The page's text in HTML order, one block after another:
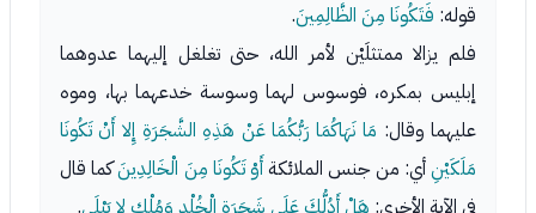
قوله: فَتَكُونَا مِنَ الظَّالِمِينَ.
فلم يزالا ممتثلَيْن لأمر الله، حتى تغلغل إليهما عدوهما
إبليس بمكره، فوسوس لهما وسوسة خدعهما بها، وموه
عليهما وقال: مَا نَهَاكُمَا رَبُّكُمَا عَنْ هَذِهِ الشَّجَرَةِ إِلا أَنْ تَكُونَا
مَلَكَيْنِأي: من جنس الملائكة أَوْ تَكُونَا مِنَ الْخَالِدِينَكما قال
في الآية الأخرى: هَلْ أَدُلُّكَ عَلَى شَجَرَةِ الْخُلْدِ وَمُلْكٍ لا يَبْلَى.